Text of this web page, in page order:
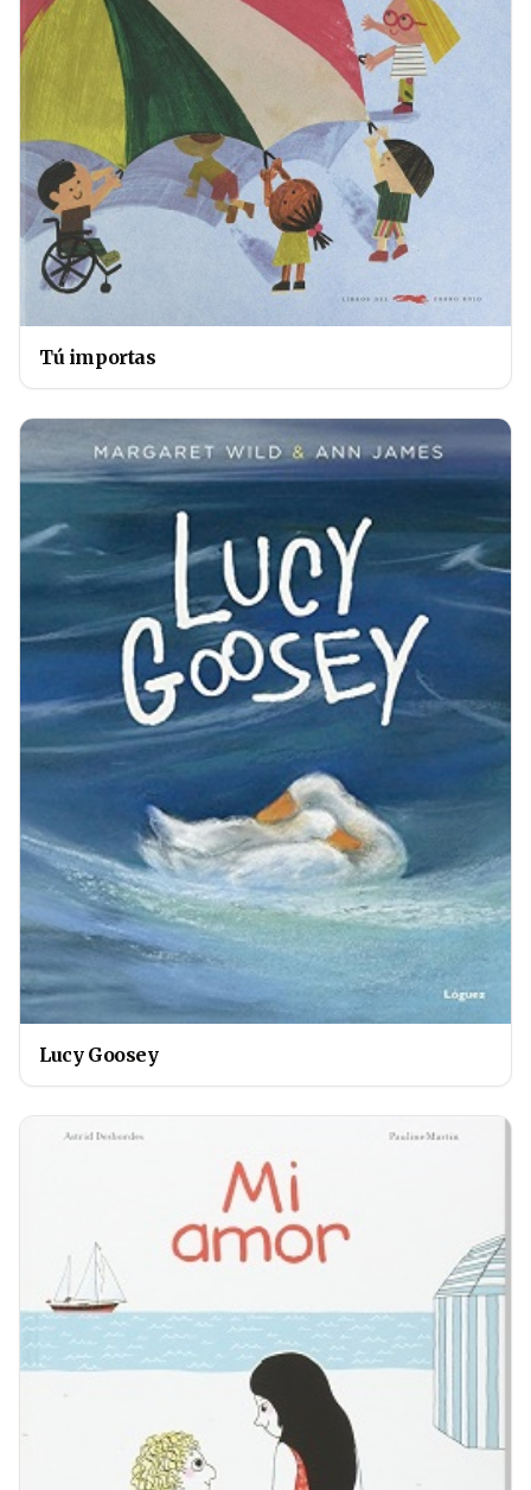
Tú importas
Lucy Goosey